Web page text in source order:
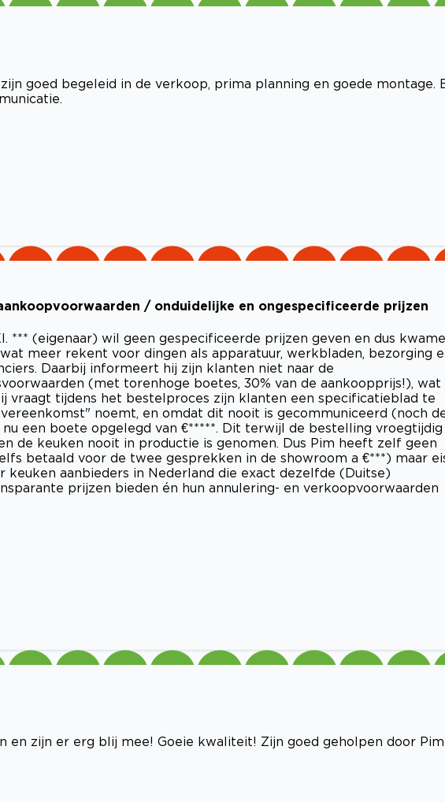
goed begeleid in de verkoop, prima planning en goede montage.
/ onduidelijke en ongespecificeerde prijzen
*** (eigenaar) wil geen gespecificeerde prijzen geven en dus
meer rekent voor dingen als apparatuur, werkbladen, bezorging
Daarbij informeert hij zijn klanten niet naar de
(met torenhoge boetes, 30% van de aankoopprijs!), wat
vraagt tijdens het bestelproces zijn klanten een specificatieblad te
noemt, en omdat dit nooit is gecommuniceerd (noch
een boete opgelegd van €*****. Dit terwijl de bestelling vroegtijdig
de keuken nooit in productie is genomen. Dus Pim heeft zelf geen
betaald voor de twee gesprekken in de showroom a €***) maar
keuken aanbieders in Nederland die exact dezelfde (Duitse)
prijzen bieden én hun annulering- en verkoopvoorwaarden
en zijn er erg blij mee! Goeie kwaliteit! Zijn goed geholpen door Pim